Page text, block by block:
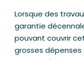
Lorsque des
garantie
pouvant couvrir
grosses dépenses